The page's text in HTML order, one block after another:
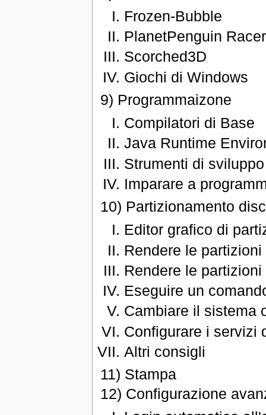
Frozen-Bubble
PlanetPenguin Racer
Scorched3D
Giochi di Windows
9) Programmaizone
Compilatori di Base
Java Runtime
Strumenti di sviluppo
Imparare a
10) Partizionamento
Editor grafico di
Rendere le
Rendere le
Eseguire un
Cambiare il sistema
Configurare i servizi
Altri consigli
11) Stampa
12) Configurazione